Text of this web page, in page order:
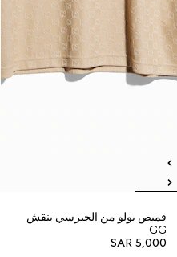
قميص بولو من الجيرسي بنقش
GG
SAR 5,000